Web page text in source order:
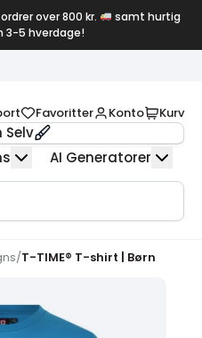
over 800 kr.
samt hurtig
3-5 hverdage!
Favoritter Konto Kurv
Selv
AI Generatorer
/T-TIME® T-shirt | Børn